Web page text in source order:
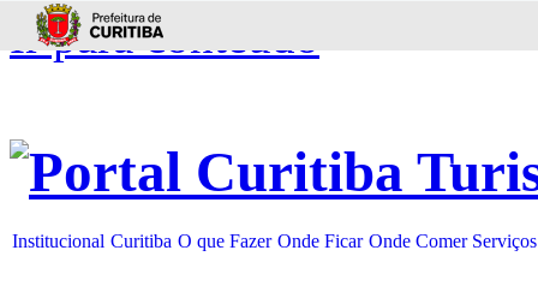
Ir para conteúdo
Institucional Curitiba O que Fazer Onde Ficar Onde Comer Serviços